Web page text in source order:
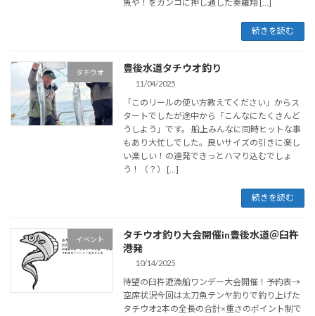
魚や！をガンコに押し通した奏羅翔 […]
続きを読む
タチウオ 豊後水道タチウオ釣り
11/04/2025
「このリールの使い方教えてください」からス
タートでしたが途中から「こんなにたくさんど
うしよう」です。 船上みんなに同時ヒットな事
もあり大忙しでした。良いサイズの引きに楽し
い楽しい！の連発できっとハマり込むでしょ
う！（？） […]
続きを読む
イベント
タチウオ釣り大会開催in豊後水道＠臼杵
港発
10/14/2025
待望の臼杵遊漁船ワンデー大会開催！予約表→
空席状況今回は太刀魚テンヤ釣りで釣り上げた
タチウオ2本の全長の合計×重さのポイント制で